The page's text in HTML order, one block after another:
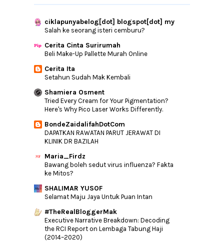
Yeay! Adsense Dah Approved
Sizzling Yee Mee Menu Makan Malam Yang
Mudah
Aisy Punya Kerja!
Cabaran20Hari ~ Aktiviti Di Pagi Raya
Excel
Power Bank PINENG Murah Di Lazada
Raya
#Cabaran20hari ~ Memori Raya 90an Atau
Selamat Hari Raya 2015
3 Cara Memakai Topi
Senarai Pemenang EFG Mega Raya 2015
#Cabaran20Hari ~ Kuih Raya Paling Best
#Cabaran20Hari ~ Bajet Raya
#Cabaran20Hari ~ Lagu Raya Pilihan
#Cabaran20Hari ~ Tetamu Raya Yang
ciklapunyabelog[dot] blogspot[dot] my
Salah ke seorang isteri cemburu?
Cerita Cinta Surirumah
Beli Make-Up Pallette Murah Online
Cerita Ita
Setahun Sudah Mak Kembali
Shamiera Osment
Tried Every Cream for Your Pigmentation?
Here's Why Pico Laser Works Differently.
BondeZaidalifahDotCom
DAPATKAN RAWATAN PARUT JERAWAT DI
KLINIK DR BAZILAH
Maria_Firdz
Bawang boleh sedut virus influenza? Fakta
ke Mitos?
SHALIMAR YUSOF
Selamat Maju Jaya Untuk Puan Intan
#TheRealBloggerMak
Executive Narrative Breakdown: Decoding
the RCI Report on Lembaga Tabung Haji
(2014–2020)